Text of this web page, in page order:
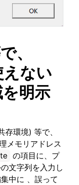
、
ない
明示
環境) 等で、
メモリアドレス
の項目に、プ
文字列を入力し
中に 、誤って